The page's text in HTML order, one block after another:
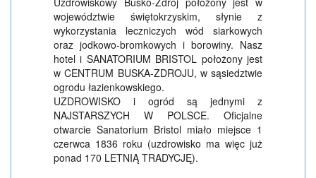
województwie świętokrzyskim, słynie z
wykorzystania leczniczych wód siarkowych
oraz jodkowo-bromkowych i borowiny. Nasz
hotel i SANATORIUM BRISTOL położony jest
w CENTRUM BUSKA-ZDROJU, w sąsiedztwie
ogrodu łazienkowskiego.
UZDROWISKO i ogród są jednymi z
NAJSTARSZYCH W POLSCE. Oficjalne
otwarcie Sanatorium Bristol miało miejsce 1
czerwca 1836 roku (uzdrowisko ma więc już
ponad 170 LETNIĄ TRADYCJĘ).